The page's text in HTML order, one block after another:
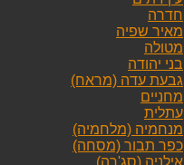
חדרה
מאיר שפיה
מטולה
בני יהודה
גבעת עדה (מראח)
מחניים
עתלית
מנחמיה (מלחמיה)
כפר תבור (מסחה)
אילניה (סג'רה)